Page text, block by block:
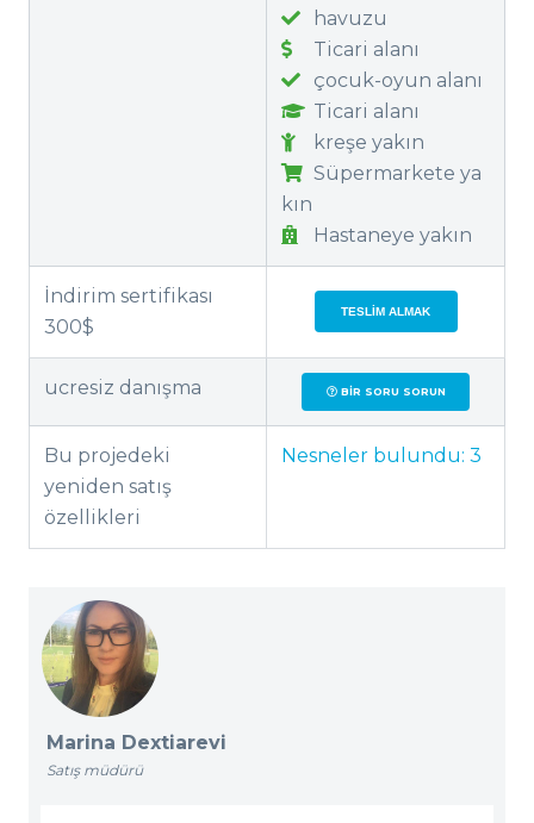
havuzu
Ticari alanı
çocuk-oyun alanı
Ticari alanı
kreşe yakın
Süpermarkete ya
kın
Hastaneye yakın
İndirim sertifikası
300$
TESLIM ALMAK
ucresiz danışma BIR SORU SORUN
Bu projedeki
yeniden satış
özellikleri
Nesneler bulundu: 3
Marina Dextiarevi
Satış müdürü